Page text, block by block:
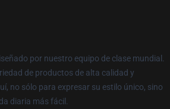
por nuestro equipo de clase mundial.
de productos de alta calidad y
no sólo para expresar su estilo único, sino
diaria más fácil.